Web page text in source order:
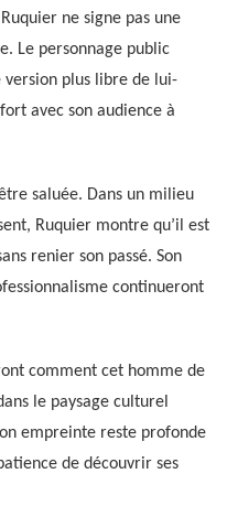
ne signe pas une
Le personnage public
version plus libre de lui-
avec son audience à
saluée. Dans un milieu
Ruquier montre qu’il est
renier son passé. Son
continueront
comment cet homme de
le paysage culturel
empreinte reste profonde
de découvrir ses